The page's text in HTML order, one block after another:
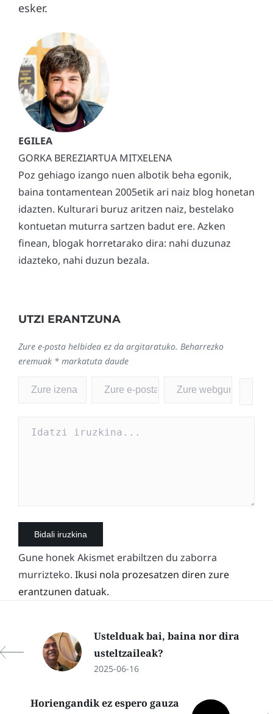
esker.
GORKA BEREZIARTUA MITXELENA
Poz gehiago izango nuen albotik beha egonik,
baina tontamentean 2005etik ari naiz blog honetan
idazten. Kulturari buruz aritzen naiz, bestelako
kontuetan muturra sartzen badut ere. Azken
finean, blogak horretarako dira: nahi duzunaz
idazteko, nahi duzun bezala.
UTZI ERANTZUNA
Zure e-posta helbidea ez da argitaratuko. Beharrezko
eremuak * markatuta daude
Gune honek Akismet erabiltzen du zaborra
murrizteko. Ikusi nola prozesatzen diren zure
erantzunen datuak.
Ustelduak bai, baina nor dira
usteltzaileak?
2025-06-16
Horiengandik ez espero gauza